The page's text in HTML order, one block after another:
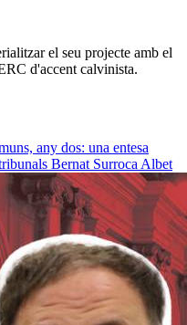
el seu projecte amb el
d'accent calvinista.
any dos: una entesa
Bernat Surroca Albet